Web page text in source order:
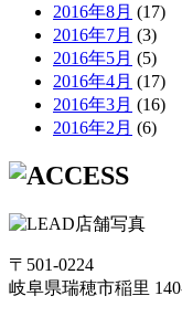
2016年8月 (17)
2016年7月 (3)
2016年5月 (5)
2016年4月 (17)
2016年3月 (16)
2016年2月 (6)
〒501-0224
岐阜県瑞穂市稲里